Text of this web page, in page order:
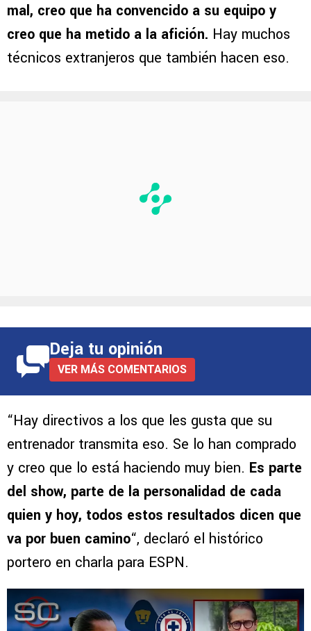
mal, creo que ha convencido a su equipo y
creo que ha metido a la afición. Hay muchos
técnicos extranjeros que también hacen eso.
Deja tu opinión
VER MÁS COMENTARIOS
“Hay directivos a los que les gusta que su
entrenador transmita eso. Se lo han comprado
y creo que lo está haciendo muy bien. Es parte
del show, parte de la personalidad de cada
quien y hoy, todos estos resultados dicen que
va por buen camino“, declaró el histórico
portero en charla para ESPN.